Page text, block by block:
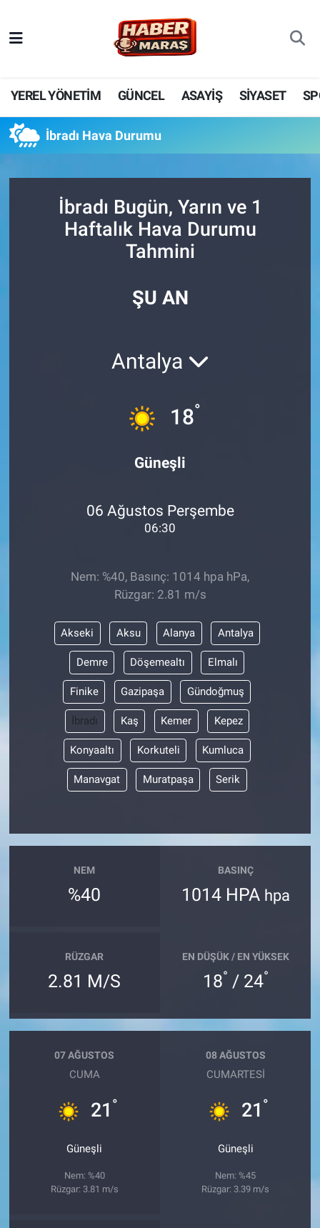
YEREL YÖNETİM GÜNCEL ASAYİŞ SİYASET
İbradı Hava Durumu
İbradı Bugün, Yarın ve 1
Haftalık Hava Durumu
Tahmini
ŞU AN
Antalya
18°
Güneşli
06 Ağustos Perşembe
06:30
Nem: %40, Basınç: 1014 hpa hPa,
Rüzgar: 2.81 m/s
Akseki Aksu Alanya Antalya
Demre Döşemealtı Elmalı
Finike Gazipaşa Gündoğmuş
İbradı Kaş Kemer Kepez
Konyaaltı Korkuteli Kumluca
Manavgat Muratpaşa Serik
NEM
%40
BASINÇ
1014 HPA hpa
RÜZGAR
2.81 M/S
EN DÜŞÜK / EN YÜKSEK
18° / 24°
07 AĞUSTOS
CUMA
21 °
Güneşli
Nem: %40
Rüzgar: 3.81 m/s
08 AĞUSTOS
CUMARTESI
21 °
Güneşli
Nem: %45
Rüzgar: 3.39 m/s
YEREL YÖNETİM
GÜNCEL
BİLİM VE TEKNOLOJİ
SPOR
DÜNYA
Nöbetçi Eczaneler
Hava Durumu
Trafik Durumu
Tüm Manşetler
Son Dakika Haberleri